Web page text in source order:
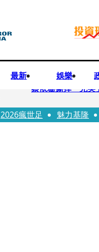
最新 娛樂
快訊
蔡依珊撕掉「完
快訊
超模米蘭達離婚
2026瘋世足 魅力基隆